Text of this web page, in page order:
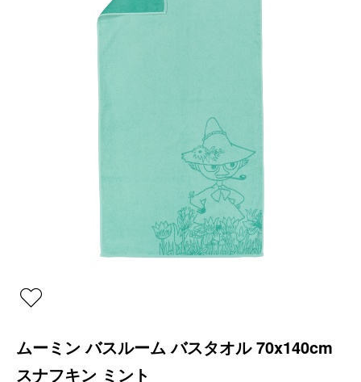
ムーミン バスルーム バスタオル 70x140cm
スナフキン ミント